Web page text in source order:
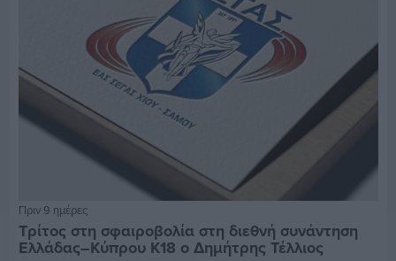
Πριν 9 ημέρες
Τρίτος στη σφαιροβολία στη διεθνή συνάντηση
Ελλάδας–Κύπρου Κ18 ο Δημήτρης Τέλλιος